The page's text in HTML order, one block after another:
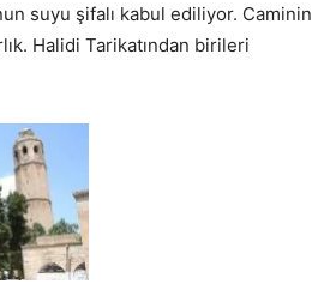
suyu şifalı kabul ediliyor. Caminin
Halidi Tarikatından birileri